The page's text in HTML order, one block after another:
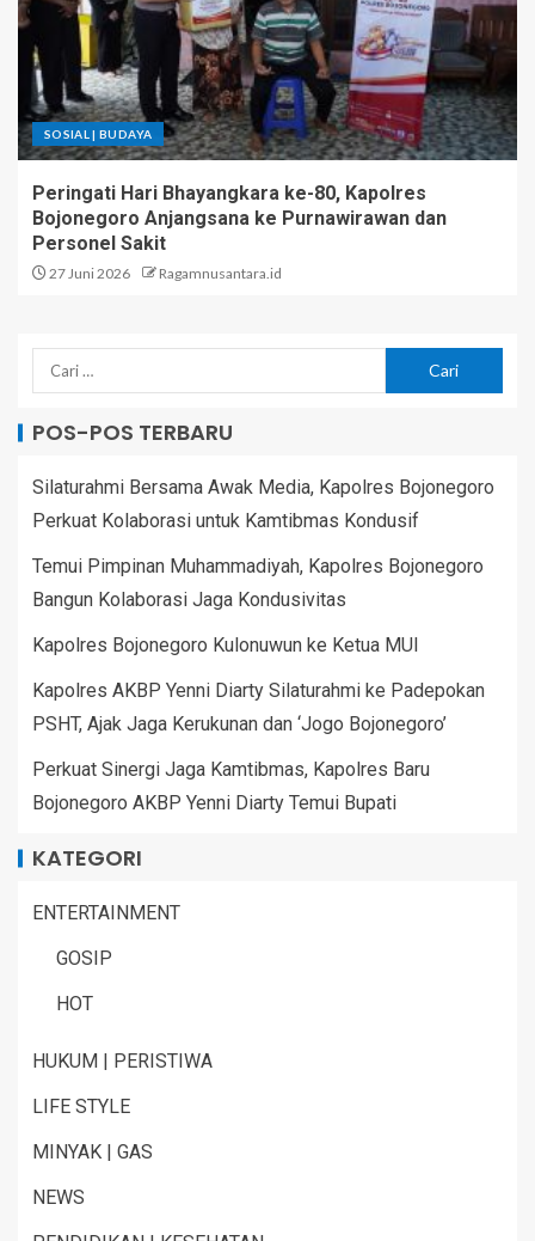
SOSIAL | BUDAYA
Peringati Hari Bhayangkara ke-80, Kapolres
Bojonegoro Anjangsana ke Purnawirawan dan
Personel Sakit
27 Juni 2026 Ragamnusantara.id
POS-POS TERBARU
Silaturahmi Bersama Awak Media, Kapolres Bojonegoro
Perkuat Kolaborasi untuk Kamtibmas Kondusif
Temui Pimpinan Muhammadiyah, Kapolres Bojonegoro
Bangun Kolaborasi Jaga Kondusivitas
Kapolres Bojonegoro Kulonuwun ke Ketua MUI
Kapolres AKBP Yenni Diarty Silaturahmi ke Padepokan
PSHT, Ajak Jaga Kerukunan dan ‘Jogo Bojonegoro’
Perkuat Sinergi Jaga Kamtibmas, Kapolres Baru
Bojonegoro AKBP Yenni Diarty Temui Bupati
KATEGORI
ENTERTAINMENT
GOSIP
HOT
HUKUM | PERISTIWA
LIFE STYLE
MINYAK | GAS
NEWS